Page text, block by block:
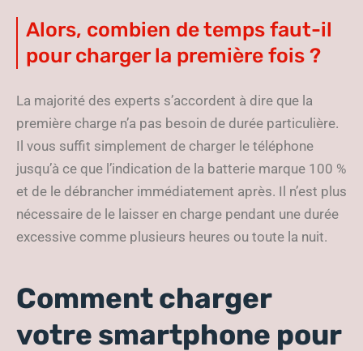
Alors, combien de temps faut-il
pour charger la première fois ?
La majorité des experts s’accordent à dire que la
première charge n’a pas besoin de durée particulière.
Il vous suffit simplement de charger le téléphone
jusqu’à ce que l’indication de la batterie marque 100 %
et de le débrancher immédiatement après. Il n’est plus
nécessaire de le laisser en charge pendant une durée
excessive comme plusieurs heures ou toute la nuit.
Comment charger
votre smartphone pour